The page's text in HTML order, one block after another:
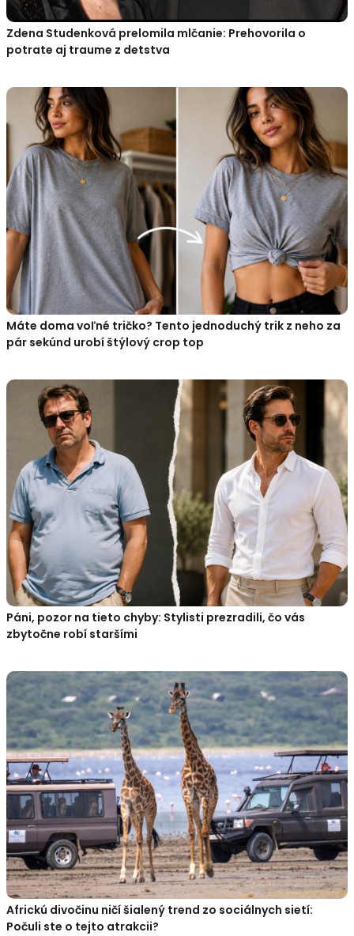
Zdena Studenková prelomila mlčanie: Prehovorila o
potrate aj traume z detstva
Máte doma voľné tričko? Tento jednoduchý trik z neho za
pár sekúnd urobí štýlový crop top
Páni, pozor na tieto chyby: Stylisti prezradili, čo vás
zbytočne robí staršími
Africkú divočinu ničí šialený trend zo sociálnych sietí:
Počuli ste o tejto atrakcii?